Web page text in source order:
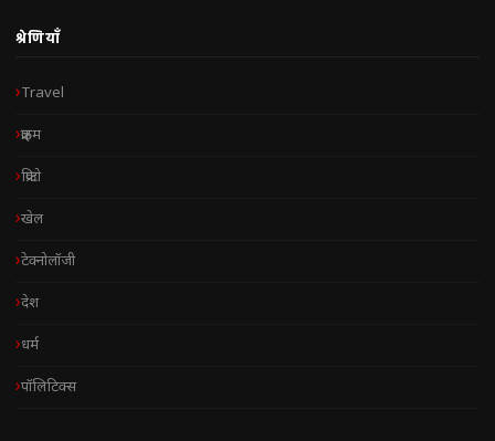
श्रेणियाँ
Travel
क्राइम
क्रिप्टो
खेल
टेक्नोलॉजी
देश
धर्म
पॉलिटिक्स